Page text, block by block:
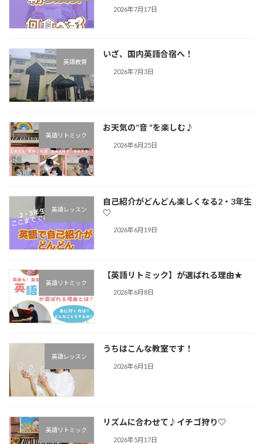
2026年7月17日
英語教育
いざ、国内英語合宿へ！
2026年7月3日
英語リトミック
お天気の”音 “を楽しむ♪︎
2026年6月25日
英語レッスン
自己紹介がどんどん楽しくなる2・3年生
♡
2026年6月19日
英語リトミック
【英語リトミック】が選ばれる理由★
2026年6月8日
英語レッスン
うちはこんな教室です！
2026年6月1日
英語リトミック
リズムに合わせて♪︎イチゴ狩り♡
2026年5月17日